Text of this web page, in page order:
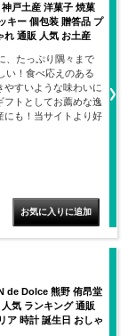
戸土産 洋菓子 焼菓
キー 個包装 贈答品 プ
れ 通販 人気 お土産
、たっぷり隅々まで
い！食べ応えのある
やすいような味わいに
フトとしてお薦めな逸
にも！当サイトより好
de Dolce 熊野 侑昂堂
気 ランキング 通販
ア 時計 誕生日 おしゃ